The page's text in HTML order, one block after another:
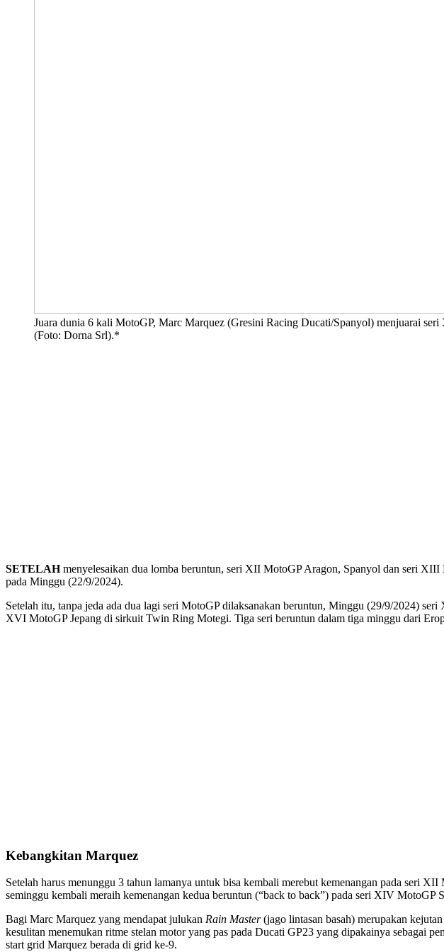
Juara dunia 6 kali MotoGP, Marc Marquez (Gresini Racing Ducati/Spanyol) menjuarai
(Foto: Dorna Srl).*
SETELAHmenyelesaikan dua lomba beruntun, seri XII MotoGP Aragon, Spanyol dan seri
pada Minggu (22/9/2024).
Setelah itu, tanpa jeda ada dua lagi seri MotoGP dilaksanakan beruntun, Minggu (29/9/2024)
XVI MotoGP Jepang di sirkuit Twin Ring Motegi. Tiga seri beruntun dalam tiga minggu dari
Kebangkitan Marquez
Setelah harus menunggu 3 tahun lamanya untuk bisa kembali merebut kemenangan pada seri
seminggu kembali meraih kemenangan kedua beruntun (“back to back”) pada seri XIV
Bagi Marc Marquez yang mendapat julukan Rain Master(jago lintasan basah) merupakan
kesulitan menemukan ritme stelan motor yang pas pada Ducati GP23 yang dipakainya sebagai
start grid Marquez berada di grid ke-9.